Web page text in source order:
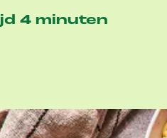
4 minuten